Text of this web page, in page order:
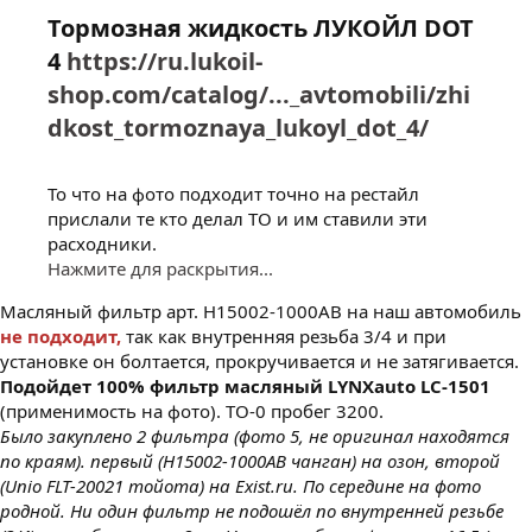
Тормозная жидкостьЛУКОЙЛ DOT
4 https://ru.lukoil-
shop.com/catalog/..._avtomobili/zhi
dkost_tormoznaya_lukoyl_dot_4/
То что на фото подходит точно на рестайл
прислали те кто делал ТО и им ставили эти
расходники.
Нажмите для раскрытия...
Масляный фильтр арт. H15002-1000AB на наш автомобиль
не подходит, так как внутренняя резьба 3/4 и при
установке он болтается, прокручивается и не затягивается.
Подойдет 100% фильтр масляный LYNXauto LC-1501
(применимость на фото). ТО-0 пробег 3200.
Было закуплено 2 фильтра (фото 5, не оригинал находятся
по краям). первый (H15002-1000AB чанган) на озон, второй
(Unio FLT-20021 тойота) на Exist.ru. По середине на фото
родной. Ни один фильтр не подошёл по внутренней резьбе